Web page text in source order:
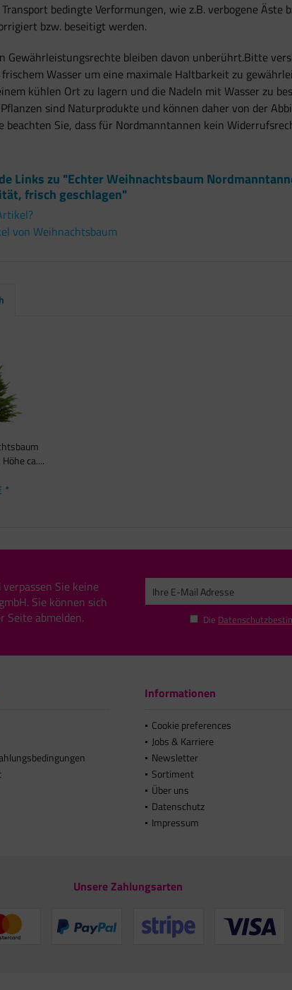
bedingte Verformungen, wie z.B. verbogene Äste
bzw. beseitigt werden.
Gewährleistungsrechte bleiben davon unberührt.Bitte
Wasser um eine maximale Haltbarkeit zu
kühlen Ort zu lagern und die Nadeln mit Wasser zu
sind Naturprodukte und können daher von der
beachten Sie, dass für Nordmanntannen kein
Links zu "Echter Weihnachtsbaum
frisch geschlagen"
von Weihnachtsbaum
ca....
*
Sie keine
Sie können sich
Seite abmelden.
Die
Informationen
Cookie preferences
Jobs & Karriere
Newsletter
Sortiment
Über uns
Datenschutz
Impressum
Unsere Zahlungsarten